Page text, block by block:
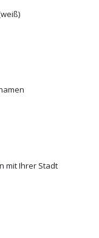
mit Ihrer Stadt